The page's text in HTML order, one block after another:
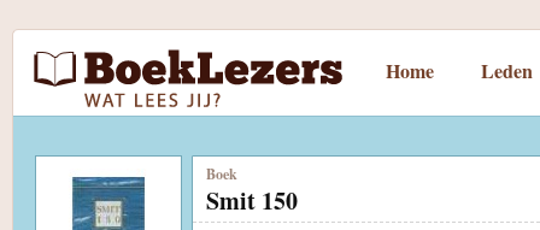
Home Leden
Boek
Smit 150